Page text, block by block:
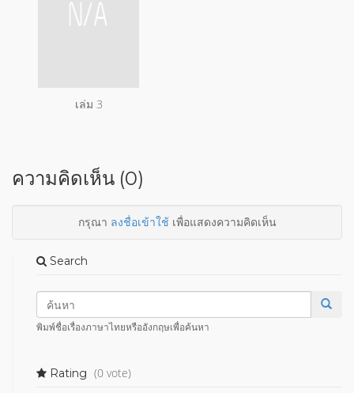
เล่ม 3
ความคิดเห็น (0)
กรุณา ลงชื่อเข้าใช้เพื่อแสดงความคิดเห็น
Search
พิมพ์ชื่อเรื่องภาษาไทยหรืออังกฤษเพื่อค้นหา
Rating (0 vote)